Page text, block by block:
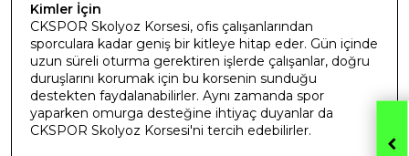
Kimler İçin
CKSPOR Skolyoz Korsesi, ofis çalışanlarından
sporculara kadar geniş bir kitleye hitap eder. Gün içinde
uzun süreli oturma gerektiren işlerde çalışanlar, doğru
duruşlarını korumak için bu korsenin sunduğu
destekten faydalanabilirler. Aynı zamanda spor
yaparken omurga desteğine ihtiyaç duyanlar da
CKSPOR Skolyoz Korsesi'ni tercih edebilirler.